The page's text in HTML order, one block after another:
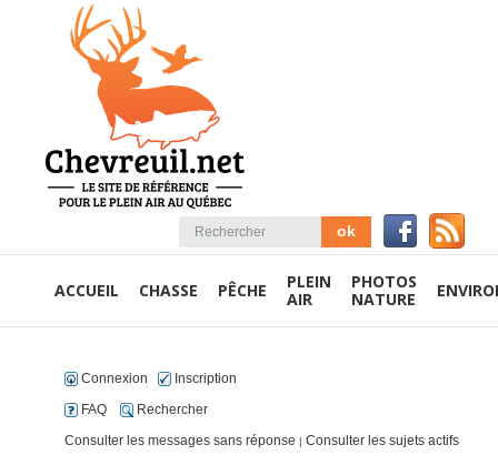
ACCUEIL CHASSE PÊCHE
PLEIN
AIR
PHOTOS
NATURE
Connexion
Inscription
FAQ
Rechercher
Consulter les messages sans réponse | Consulter les sujets actifs